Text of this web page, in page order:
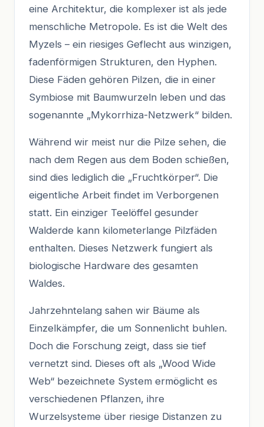
eine Architektur, die komplexer ist als jede
menschliche Metropole. Es ist die Welt des
Myzels – ein riesiges Geflecht aus winzigen,
fadenförmigen Strukturen, den Hyphen.
Diese Fäden gehören Pilzen, die in einer
Symbiose mit Baumwurzeln leben und das
sogenannte „Mykorrhiza-Netzwerk“ bilden.
Während wir meist nur die Pilze sehen, die
nach dem Regen aus dem Boden schießen,
sind dies lediglich die „Fruchtkörper“. Die
eigentliche Arbeit findet im Verborgenen
statt. Ein einziger Teelöffel gesunder
Walderde kann kilometerlange Pilzfäden
enthalten. Dieses Netzwerk fungiert als
biologische Hardware des gesamten
Waldes.
Jahrzehntelang sahen wir Bäume als
Einzelkämpfer, die um Sonnenlicht buhlen.
Doch die Forschung zeigt, dass sie tief
vernetzt sind. Dieses oft als „Wood Wide
Web“ bezeichnete System ermöglicht es
verschiedenen Pflanzen, ihre
Wurzelsysteme über riesige Distanzen zu